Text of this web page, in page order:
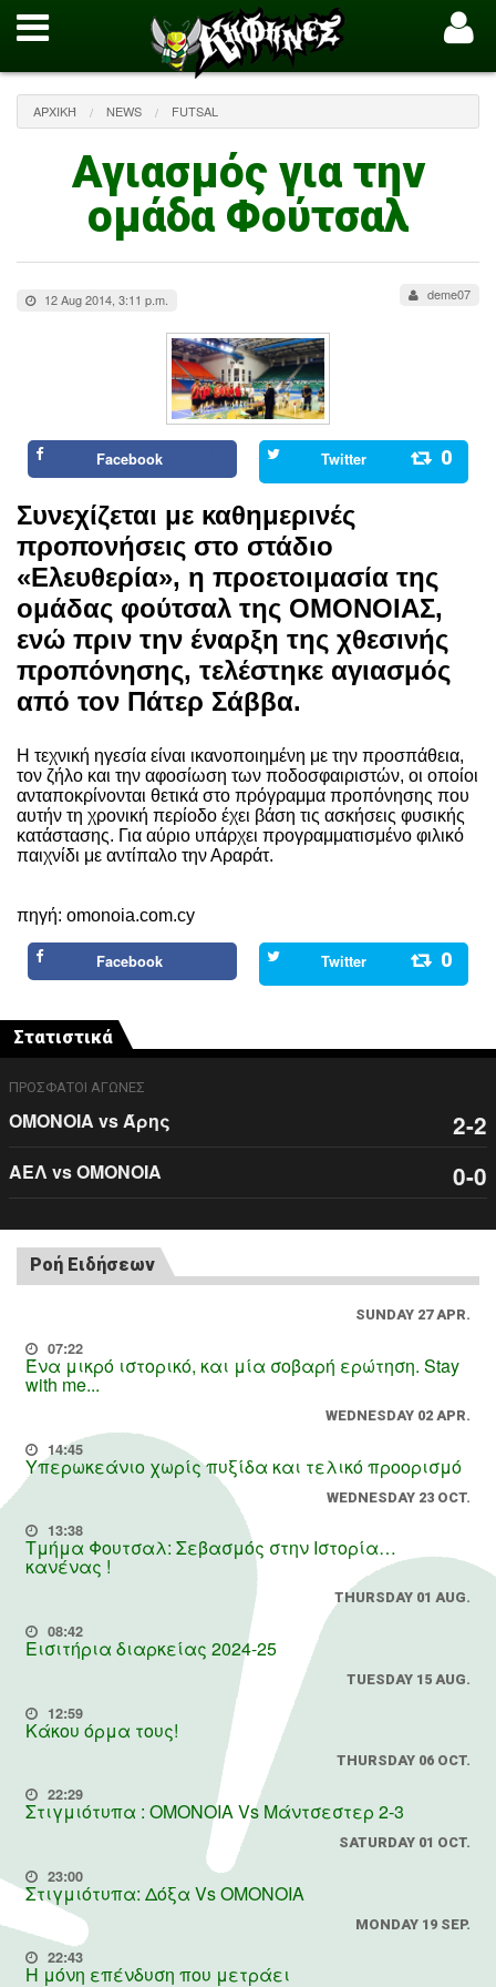
ΑΡΧΙΚΉ NEWS FUTSAL
Αγιασμός για την
ομάδα Φούτσαλ
12 Aug 2014, 3:11 p.m. deme07
Facebook Twitter 0
Συνεχίζεται με καθημερινές
προπονήσεις στο στάδιο
«Ελευθερία», η προετοιμασία της
ομάδας φούτσαλ της ΟΜΟΝΟΙΑΣ,
ενώ πριν την έναρξη της χθεσινής
προπόνησης, τελέστηκε αγιασμός
από τον Πάτερ Σάββα.
Η τεχνική ηγεσία είναι ικανοποιημένη με την προσπάθεια,
τον ζήλο και την αφοσίωση των ποδοσφαιριστών, οι οποίοι
ανταποκρίνονται θετικά στο πρόγραμμα προπόνησης που
αυτήν τη χρονική περίοδο έχει βάση τις ασκήσεις φυσικής
κατάστασης. Για αύριο υπάρχει προγραμματισμένο φιλικό
παιχνίδι με αντίπαλο την Αραράτ.
πηγή: omonoia.com.cy
Facebook Twitter 0
Στατιστικά
ΠΡΟΣΦΑΤΟΙ ΑΓΩΝΕΣ
ΟΜΟΝΟΙΑ vs Άρης 2-2
ΑΕΛ vs ΟΜΟΝΟΙΑ 0-0
Ροή Ειδήσεων
SUNDAY 27 APR.
07:22
Ένα μικρό ιστορικό, και μία σοβαρή ερώτηση. Stay
with me...
WEDNESDAY 02 APR.
14:45
Υπερωκεάνιο χωρίς πυξίδα και τελικό προορισμό
WEDNESDAY 23 OCT.
13:38
Τμήμα Φουτσαλ: Σεβασμός στην Ιστορία…
κανένας !
THURSDAY 01 AUG.
08:42
Εισιτήρια διαρκείας 2024-25
TUESDAY 15 AUG.
12:59
Κάκου όρμα τους!
THURSDAY 06 OCT.
22:29
Στιγμιότυπα : ΟΜΟΝΟΙΑ Vs Μάντσεστερ 2-3
SATURDAY 01 OCT.
23:00
Στιγμιότυπα: Δόξα Vs OMONOIA
MONDAY 19 SEP.
22:43
Η μόνη επένδυση που μετράει